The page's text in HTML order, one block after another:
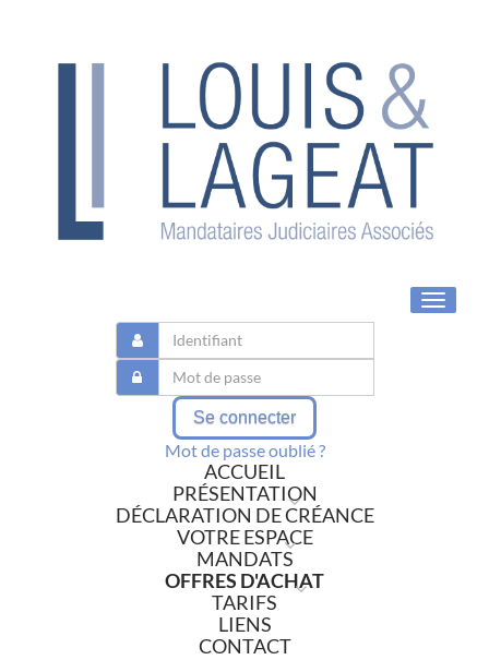
Toggle
Se connecter
Mot de passe oublié ?
ACCUEIL
PRÉSENTATION
DÉCLARATION DE CRÉANCE
VOTRE ESPACE
MANDATS
OFFRES D'ACHAT
TARIFS
LIENS
CONTACT